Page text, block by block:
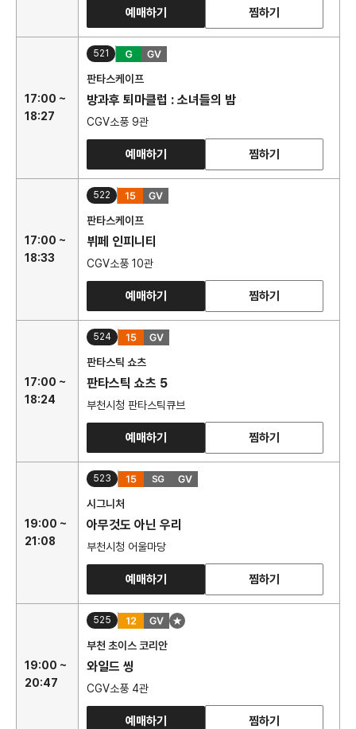
예매하기 찜하기
17:00 ~
18:27
521
판타스케이프
방과후 퇴마클럽 : 소녀들의 밤
CGV소풍 9관
예매하기 찜하기
17:00 ~
18:33
522
판타스케이프
뷔페 인피니티
CGV소풍 10관
예매하기 찜하기
17:00 ~
18:24
524
판타스틱 쇼츠
판타스틱 쇼츠 5
부천시청 판타스틱큐브
예매하기 찜하기
19:00 ~
21:08
523
시그니처
아무것도 아닌 우리
부천시청 어울마당
예매하기 찜하기
19:00 ~
20:47
525
부천 초이스 코리안
와일드 씽
CGV소풍 4관
예매하기 찜하기